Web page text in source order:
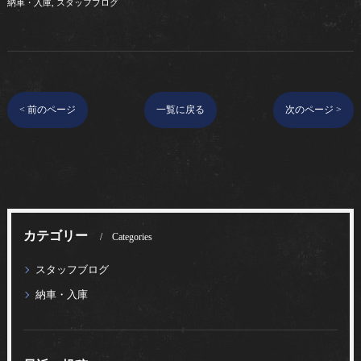
納車・入庫 スタッフブログ
< 前のページ 一覧に戻る 次のページ >
カテゴリー Categories
スタッフブログ
納車・入庫